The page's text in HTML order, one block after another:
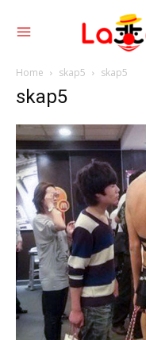
Home skap5 skap5
skap5